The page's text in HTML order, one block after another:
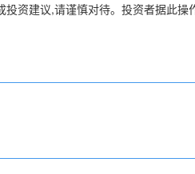
资建议,请谨慎对待。投资者据此操